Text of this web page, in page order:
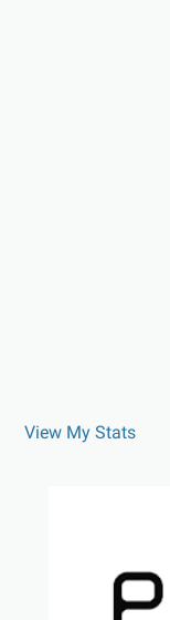
View My Stats